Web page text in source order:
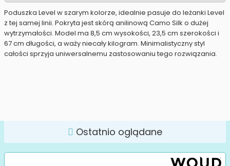
Poduszka Level w szarym kolorze, idealnie pasuje do leżanki Level
z tej samej linii. Pokryta jest skórą anilinową Camo Silk o dużej
wytrzymałości. Model ma 8,5 cm wysokości, 23,5 cm szerokości i
67 cm długości, a waży niecały kilogram. Minimalistyczny styl
całości sprzyja uniwersalnemu zastosowaniu tego rozwiązania.
Ostatnio oglądane